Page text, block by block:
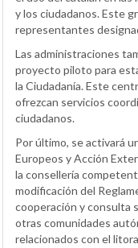
y los ciudadanos. Este
representantes
Las administraciones
proyecto piloto para
la Ciudadanía. Este
ofrezcan servicios
ciudadanos.
Por último, se activará
Europeos y Acción
la consellería
modificación del
cooperación y consulta
otras comunidades
relacionados con el